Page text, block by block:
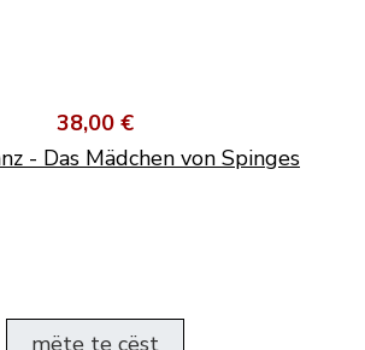
38,00 €
- Das Mädchen von Spinges
mëte te cëst